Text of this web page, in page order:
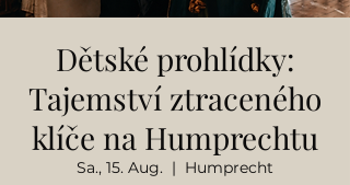
Dětské prohlídky:
Tajemství ztraceného
klíče na Humprechtu
Sa., 15. Aug.
  |
Humprecht